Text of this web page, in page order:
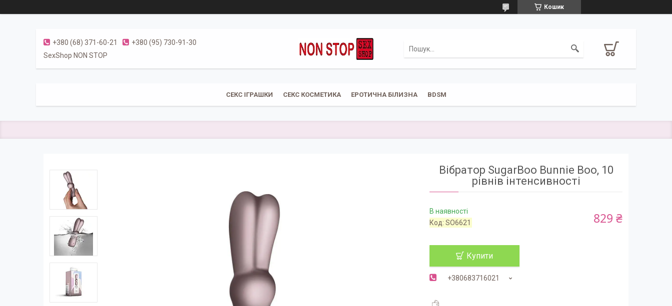
Кошик
+380 (68) 371-60-21
+380 (95) 730-91-30
SexShop NON STOP
СЕКС ІГРАШКИ СЕКС КОСМЕТИКА ЕРОТИЧНА БІЛИЗНА BDSM
Вібратор SugarBoo Bunnie Boo, 10
рівнів інтенсивності
В наявності
Код:SO6621 829 ₴
Купити
+380683716021